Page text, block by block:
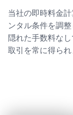
当社の即時料金
ンタル条件を調
隠れた手数料な
取引を常に得られ